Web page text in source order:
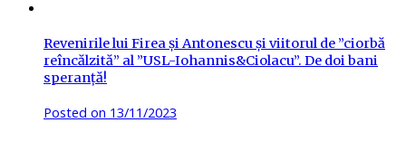
Revenirile lui Firea și Antonescu și viitorul de ”ciorbă
reîncălzită” al ”USL-Iohannis&Ciolacu”. De doi bani
speranță!
Posted on 13/11/2023